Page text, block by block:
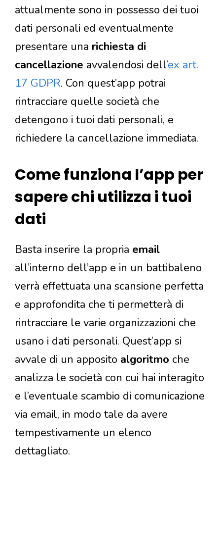
attualmente sono in possesso dei tuoi
dati personali ed eventualmente
presentare una richiesta di
cancellazione avvalendosi dell’ex art.
17 GDPR. Con quest’app potrai
rintracciare quelle società che
detengono i tuoi dati personali, e
richiedere la cancellazione immediata.
Come funziona l’app per
sapere chi utilizza i tuoi
dati
Basta inserire la propria email
all’interno dell’app e in un battibaleno
verrà effettuata una scansione perfetta
e approfondita che ti permetterà di
rintracciare le varie organizzazioni che
usano i dati personali. Quest’app si
avvale di un apposito algoritmo che
analizza le società con cui hai interagito
e l’eventuale scambio di comunicazione
via email, in modo tale da avere
tempestivamente un elenco
dettagliato.